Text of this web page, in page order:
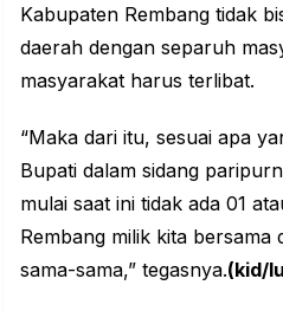
Kabupaten Rembang tidak
daerah dengan separuh
masyarakat harus terlibat.
“Maka dari itu, sesuai apa
Bupati dalam sidang
mulai saat ini tidak ada 01
Rembang milik kita
sama-sama,” tegasnya.(kid/